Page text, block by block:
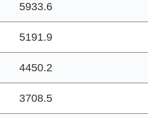
5933.6
5191.9
4450.2
3708.5